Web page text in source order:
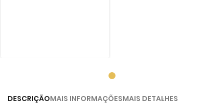
DESCRIÇÃOMAIS INFORMAÇÕESMAIS DETALHES